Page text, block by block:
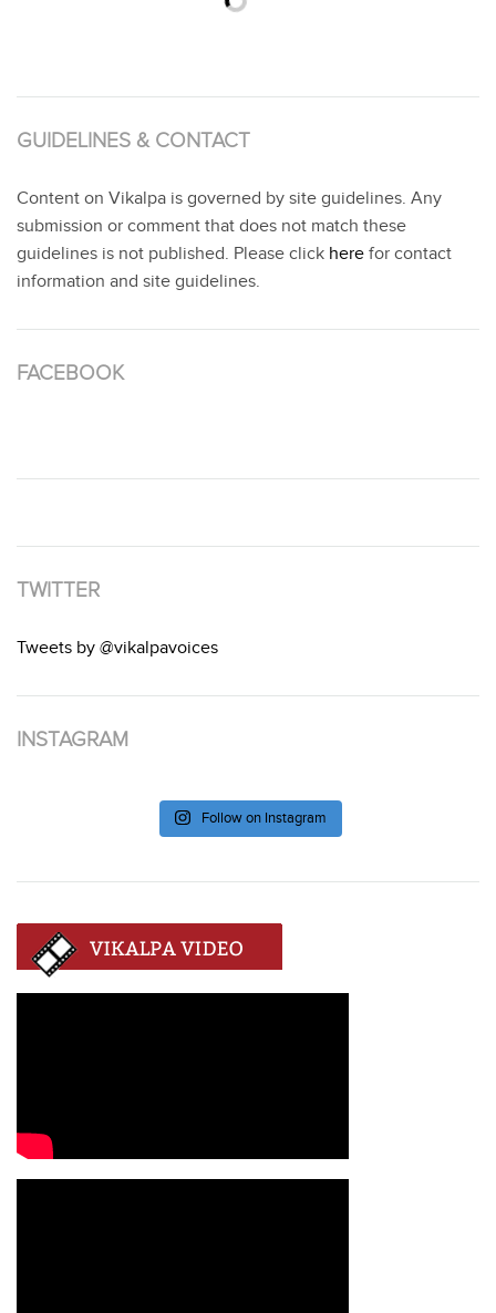
GUIDELINES & CONTACT
Content on Vikalpa is governed by site guidelines. Any
submission or comment that does not match these
guidelines is not published. Please click here for contact
information and site guidelines.
FACEBOOK
TWITTER
Tweets by @vikalpavoices
INSTAGRAM
Follow on Instagram